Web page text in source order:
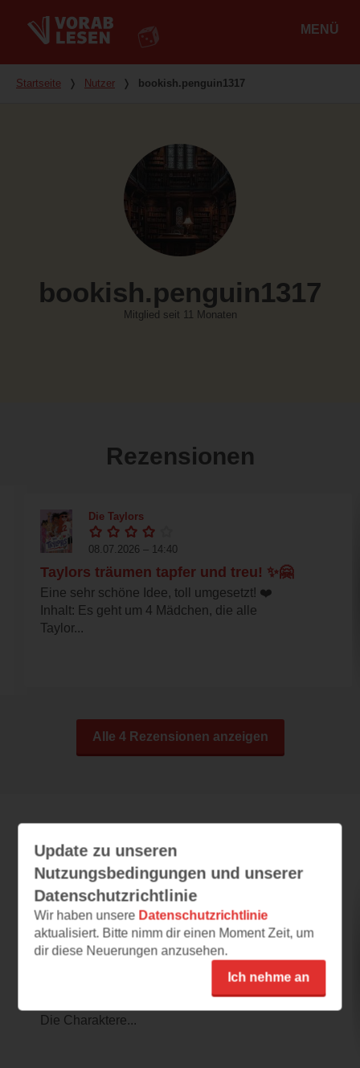
MENÜ
Du bist hier
Startseite ❭ Nutzer ❭ bookish.penguin1317
bookish.penguin1317
Mitglied seit 11 Monaten
Rezensionen
Die Taylors
08.07.2026 – 14:40
Taylors träumen tapfer und treu! ✨🤗
Eine sehr schöne Idee, toll umgesetzt! ❤️
Inhalt: Es geht um 4 Mädchen, die alle
Taylor...
Alle 4 Rezensionen anzeigen
Leseeindrücke
Chased by Sins and Sorrows
02.08.2026 – 12:48
Wow das ist ja Mal so spannend! Der
Die Charaktere...
Update zu unseren
Nutzungsbedingungen und unserer
Datenschutzrichtlinie
Wir haben unsere Datenschutzrichtlinie
aktualisiert. Bitte nimm dir einen Moment Zeit, um
dir diese Neuerungen anzusehen.
Ich nehme an